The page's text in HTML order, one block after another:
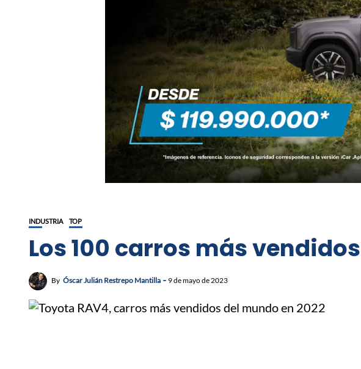
INDUSTRIA TOP
Los 100 carros más
By Óscar Julián Restrepo Mantilla 9 de mayo de 2023